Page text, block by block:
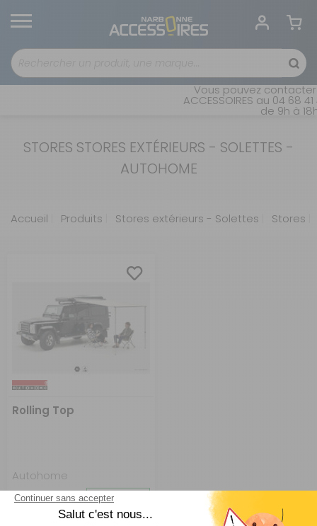
Vous pouvez contacter
ACCESSOIRES au 04 68
de 9h à
STORES STORES EXTÉRIEURS - SOLETTES -
AUTOHOME
Accueil Produits Stores extérieurs - Solettes Stores
Rolling Top
Autohome
Réf : P004809 EN STOCK